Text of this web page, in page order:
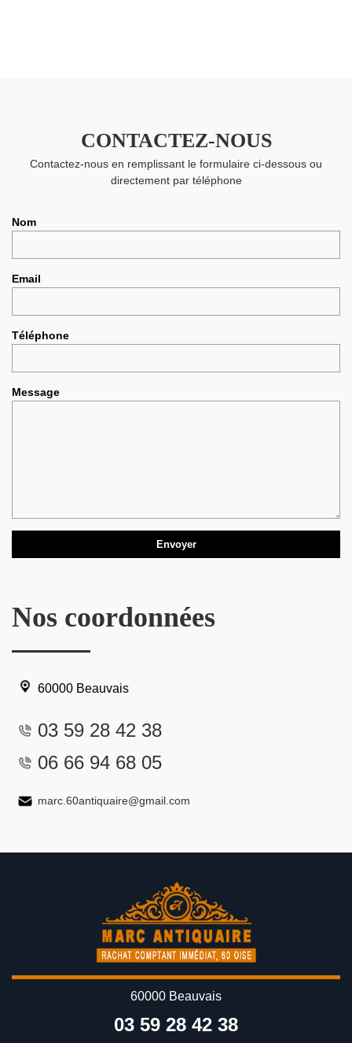
CONTACTEZ-NOUS
Contactez-nous en remplissant le formulaire ci-dessous ou
directement par téléphone
Nom
Email
Téléphone
Message
Nos coordonnées
60000 Beauvais
03 59 28 42 38
06 66 94 68 05
marc.60antiquaire@gmail.com
60000 Beauvais
03 59 28 42 38